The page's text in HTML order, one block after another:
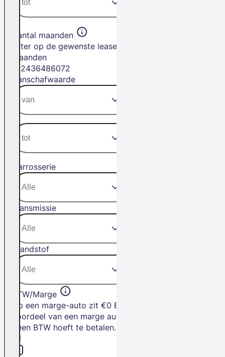
Aantal maanden
Filter op de gewenste leasetermijn in
maanden
2436486072
Aanschafwaarde
Carrosserie
Transmissie
Brandstof
BTW/Marge
Op een marge-auto zit €0 BTW. Het
voordeel van een marge auto is dat je
geen BTW hoeft te betalen.